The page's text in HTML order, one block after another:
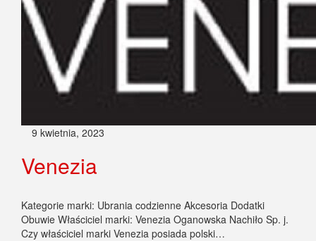
9 kwietnia, 2023
Venezia
Kategorie marki: Ubrania codzienne Akcesoria Dodatki
Obuwie Właściciel marki: Venezia Oganowska Nachiło Sp. j.
Czy właściciel marki Venezia posiada polski…